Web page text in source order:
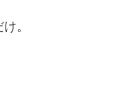
。